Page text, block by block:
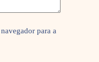
para a